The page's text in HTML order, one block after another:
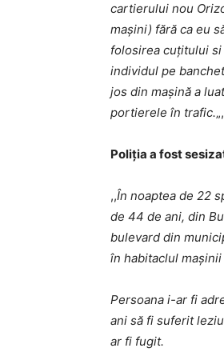
cartierului nou
mașini) fără ca eu
folosirea cuțitului si
individul pe
jos din mașină a
portierele în trafic.„,
Poliția a fost
,,În noaptea de 22
de 44 de ani, din
bulevard din
în habitaclul
Persoana i-ar fi
ani să fi suferit
ar fi fugit.